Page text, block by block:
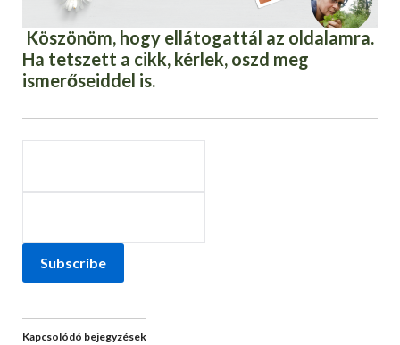
Köszönöm, hogy ellátogattál az oldalamra.
Ha tetszett a cikk, kérlek, oszd meg
ismerőseiddel is.
Subscribe
Kapcsolódó bejegyzések